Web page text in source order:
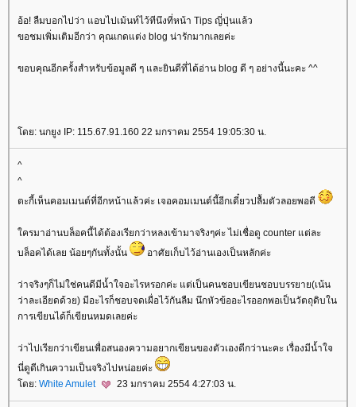
อ้อ! ลืมบอกไปว่า แอบไปเม้นท์ไว้ทีนึงที่หน้า Tips ญี่ปุ่นแล้ว
ขอชมเพิ่มเติมอีกว่า คุณเกดแต่ง blog น่ารักมากเลยค่ะ
ขอบคุณอีกครั้งสำหรับข้อมูลดี ๆ และยินดีที่ได้อ่าน blog ดี ๆ อย่างนี้นะคะ ^^
ดย: นกยูง IP: 115.67.91.160 22 มกราคม 2554 19:05:30 น.
^
^
ตะกี้เห็นคอมเมนต์ที่อีกหน้าแล้วค่ะ เจอคอมเมนต์นี้อีกเดี๋ยวปลื้มตัวลอยพอดี
ครมาอ่านบล็อคนี้ได้ต้องเรียกว่าหลงเข้ามาจริงๆค่ะ ไม่เชื่อดู counter แต่ละ
บล็อคได้เลย น้อยๆกันทั้งนั้น
อาศัยเก็บไว้อ่านเองเป็นหลักค่ะ
ว่าจริงๆก็ไม่ใช่คนดีมีน้ำใจอะไรหรอกค่ะ แต่เป็นคนชอบเขียนชอบบรรยาย(เน้น
ว่าละเอียดด้วย) มีอะไรก็ชอบจดเผื่อไว้กันลืม นึกหัวข้ออะไรออกพอเป็นวัตถุดิบใน
การเขียนได้ก็เขียนหมดเลยค่ะ
ว่าไปเรียกว่าเขียนเพื่อสนองความอยากเขียนของตัวเองดีกว่านะคะ เรื่องมีน้ำใจ
นี่ดูดีเกินความเป็นจริงไปหน่อยค่ะ
ดย: White Amulet 23 มกราคม 2554 4:27:03 น.